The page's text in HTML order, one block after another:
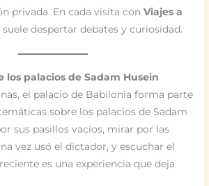
privada. En cada visita conViajes a
despertar debates y curiosidad.
los palacios de Sadam Husein
el palacio de Babilonia forma parte
sobre los palacios de Sadam
sus pasillos vacíos, mirar por las
vez usó el dictador, y escuchar el
es una experiencia que deja